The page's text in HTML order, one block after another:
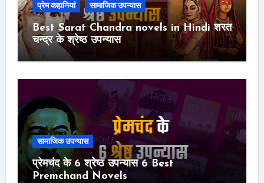
प्रेम कहानियां सामाजिक उपन्यास
Best Sarat Chandra novels in Hindi शरत
चन्द्र के श्रेष्ठ उपन्यास
सामाजिक उपन्यास
प्रेमचंद के 6 श्रेष्ठ उपन्यास 6 Best
Premchand Novels